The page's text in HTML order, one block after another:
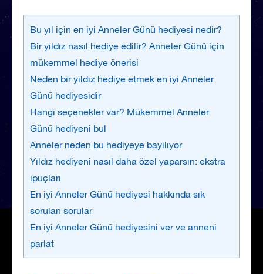
Bu yıl için en iyi Anneler Günü hediyesi nedir?
Bir yıldız nasıl hediye edilir? Anneler Günü için
mükemmel hediye önerisi
Neden bir yıldız hediye etmek en iyi Anneler
Günü hediyesidir
Hangi seçenekler var? Mükemmel Anneler
Günü hediyeni bul
Anneler neden bu hediyeye bayılıyor
Yıldız hediyeni nasıl daha özel yaparsın: ekstra
ipuçları
En iyi Anneler Günü hediyesi hakkında sık
sorulan sorular
En iyi Anneler Günü hediyesini ver ve anneni
parlat